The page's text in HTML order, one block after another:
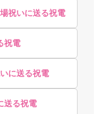
祝いに送る祝電
祝電
に送る祝電
送る祝電